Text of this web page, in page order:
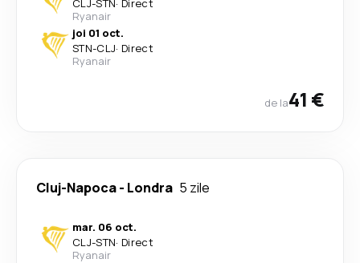
CLJ-STN· Direct
Ryanair
joi 01 oct.
STN-CLJ· Direct
Ryanair
de la41 €
Cluj-Napoca- Londra 5 zile
mar. 06 oct.
CLJ-STN· Direct
Ryanair